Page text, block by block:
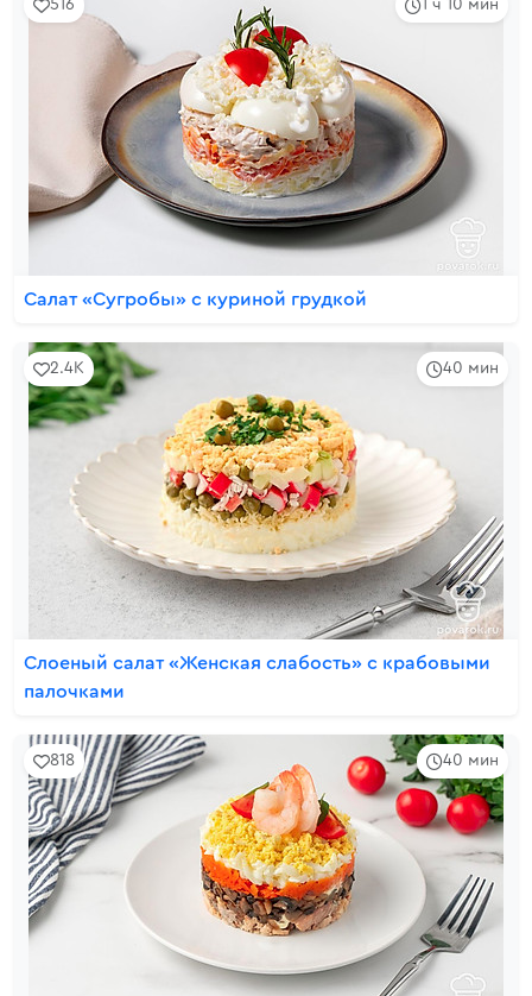
1 ч 10 мин
516
Салат «Сугробы» с куриной грудкой
40 мин
2.4K
Слоеный салат «Женская слабость» с крабовыми
палочками
40 мин
818